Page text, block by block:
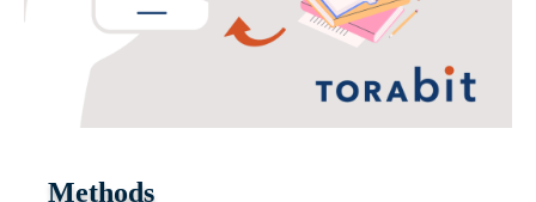
Methods